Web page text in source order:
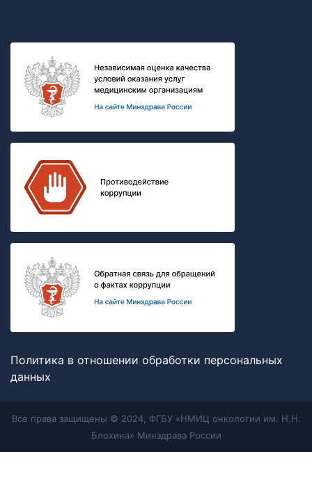
Политика в отношении обработки персональных
данных
Все права защищены © 2024, ФГБУ «НМИЦ онкологии им. Н.Н.
Блохина» Минздрава России